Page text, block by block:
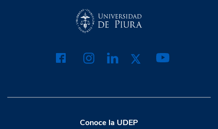
Conoce la UDEP